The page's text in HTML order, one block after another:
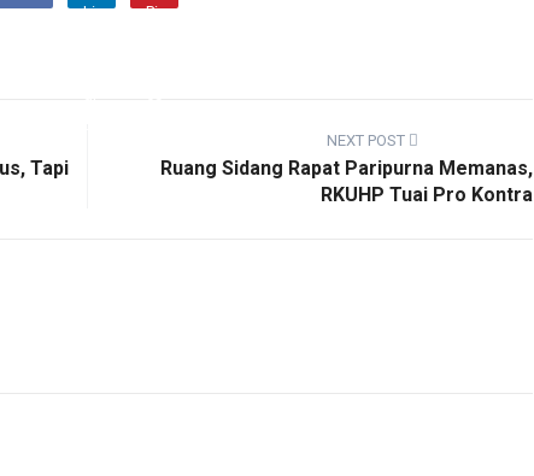
Tapi
NEXT POST
Ruang Sidang Rapat Paripurna Memanas,
RKUHP Tuai Pro Kontra